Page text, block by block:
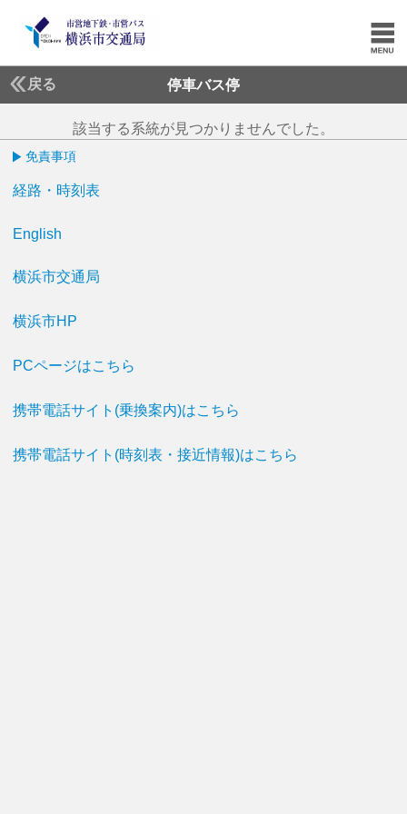
戻る 停車バス停
該当する系統が見つかりませんでした。
免責事項
経路・時刻表
English
横浜市交通局
横浜市HP
PCページはこちら
携帯電話サイト(乗換案内)はこちら
携帯電話サイト(時刻表・接近情報)はこちら